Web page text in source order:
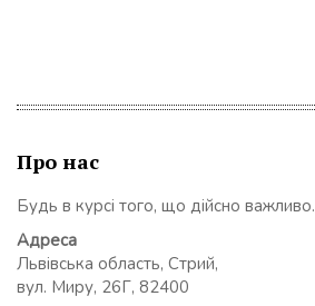
Про нас
Будь в курсі того, що дійсно важливо.
Адреса
Львівська область, Стрий,
вул. Миру, 26Г, 82400